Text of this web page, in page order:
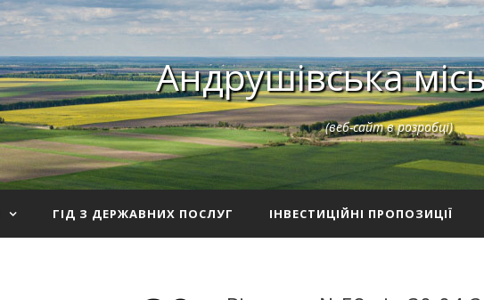
Андрушівська
(веб-сайт в розробці)
ГІД З ДЕРЖАВНИХ ПОСЛУГ ІНВЕСТИЦІЙНІ ПРОПОЗИЦІЇ